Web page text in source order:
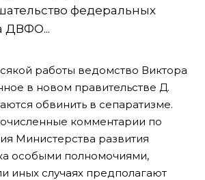
федеральных
ДВФО...
работы ведомство Виктора
в новом правительстве Д.
обвинить в сепаратизме.
комментарии по
Министерства развития
особыми полномочиями,
иных случаях предполагают